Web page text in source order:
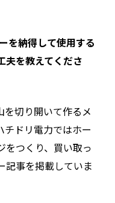
を納得して使用する
夫を教えてくださ
を切り開いて作るメ
チドリ電力ではホー
をつくり、買い取っ
記事を掲載していま